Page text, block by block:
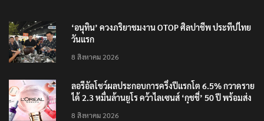
‘อนุทิน’ ควงภริยาชมงาน OTOP ศิลปาชีพ ประทีปไทย
วันแรก
8 สิงหาคม 2026
ลอรีอัลโชว์ผลประกอบการครึ่งปีแรกโต 6.5% กวาดราย
ได้ 2.3 หมื่นล้านยูโร คว้าไลเซนส์ ‘กุชชี่’ 50 ปี พร้อมส่ง
8 สิงหาคม 2026